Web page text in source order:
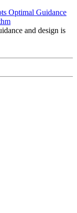
Optimal Guidance
and design is